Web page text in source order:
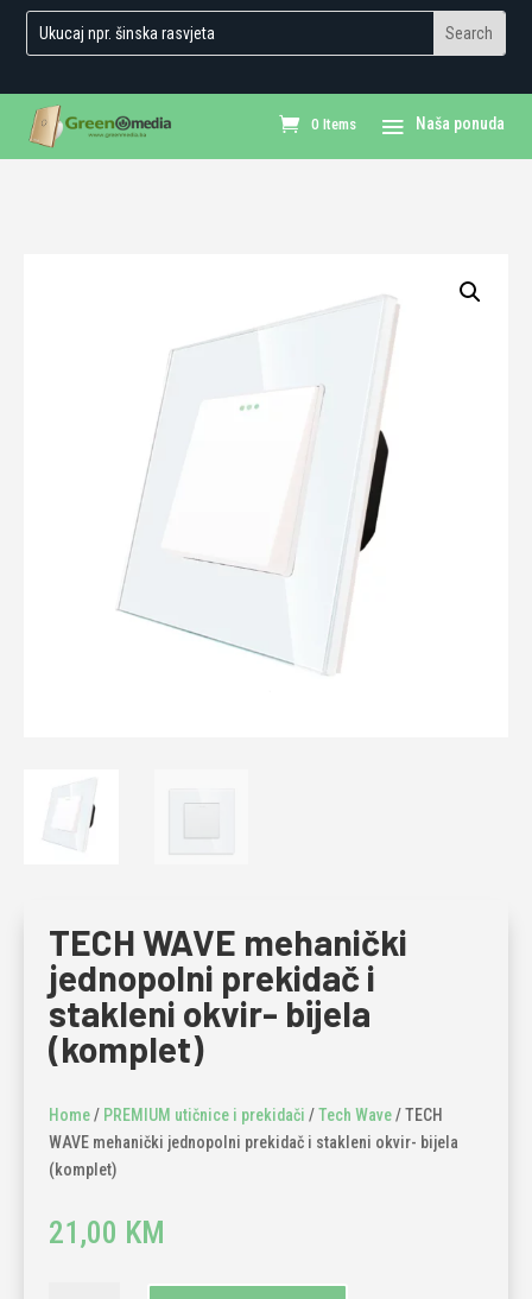
0 Items
TECH WAVE mehanički
jednopolni prekidač i
stakleni okvir- bijela
(komplet)
Home/ PREMIUM utičnice i prekidači /Tech Wave/ TECH
WAVE mehanički jednopolni prekidač i stakleni okvir- bijela
(komplet)
21,00 KM